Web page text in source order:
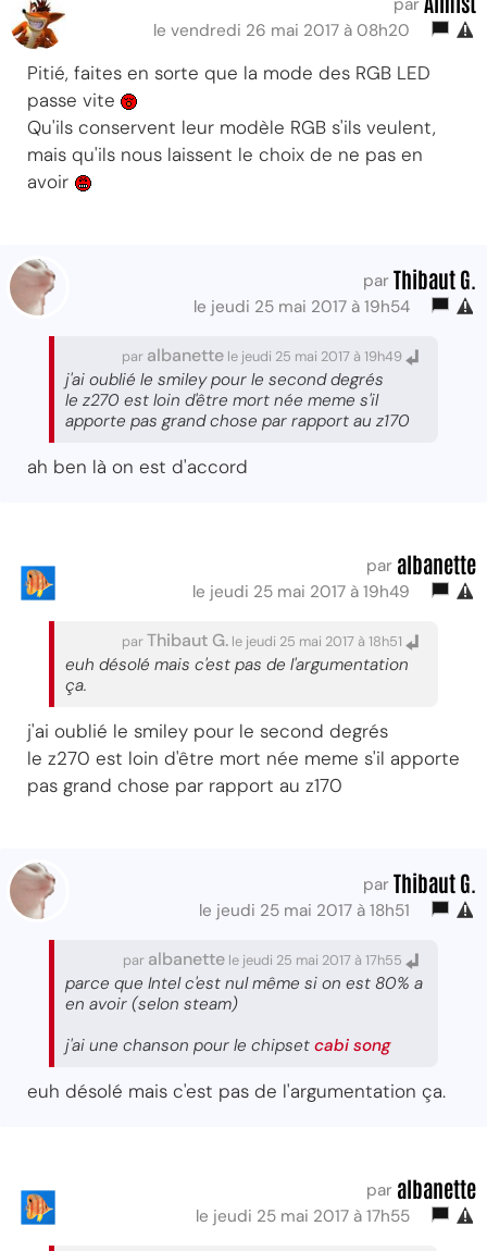
le vendredi 26 mai 2017 à 08h20
Pitié, faites en sorte que la mode des RGB LED
passe vite
Qu'ils conservent leur modèle RGB s'ils veulent,
mais qu'ils nous laissent le choix de ne pas en
avoir
par Thibaut G.
le jeudi 25 mai 2017 à 19h54
par albanette le jeudi 25 mai 2017 à 19h49
j'ai oublié le smiley pour le second degrés
le z270 est loin d'être mort née meme s'il
apporte pas grand chose par rapport au z170
ah ben là on est d'accord
par albanette
le jeudi 25 mai 2017 à 19h49
parThibaut G. le jeudi 25 mai 2017 à 18h51
euh désolé mais c'est pas de l'argumentation
ça.
j'ai oublié le smiley pour le second degrés
le z270 est loin d'être mort née meme s'il apporte
pas grand chose par rapport au z170
par Thibaut G.
le jeudi 25 mai 2017 à 18h51
par albanette le jeudi 25 mai 2017 à 17h55
parce que Intel c'est nul même si on est 80% a
en avoir (selon steam)
j'ai une chanson pour le chipset cabi song
euh désolé mais c'est pas de l'argumentation ça.
par albanette
le jeudi 25 mai 2017 à 17h55